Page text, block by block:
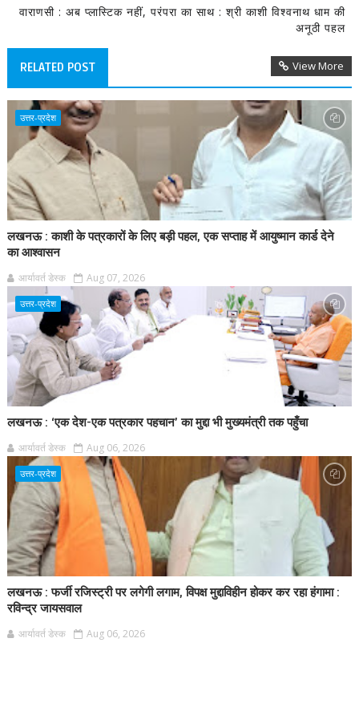
वाराणसी : अब प्लास्टिक नहीं, परंपरा का साथ : श्री काशी विश्वनाथ धाम की
अनूठी पहल
RELATED POST View More
उत्तर-प्रदेश
लखनऊ : काशी के पत्रकारों के लिए बड़ी पहल, एक सप्ताह में आयुष्मान कार्ड देने
का आश्वासन
आर्यावर्त डेस्क Aug 07, 2026
उत्तर-प्रदेश
लखनऊ : ‘एक देश-एक पत्रकार पहचान’ का मुद्दा भी मुख्यमंत्री तक पहुँचा
आर्यावर्त डेस्क Aug 06, 2026
उत्तर-प्रदेश
लखनऊ : फर्जी रजिस्ट्री पर लगेगी लगाम, विपक्ष मुद्दाविहीन होकर कर रहा हंगामा :
रविन्द्र जायसवाल
आर्यावर्त डेस्क Aug 06, 2026